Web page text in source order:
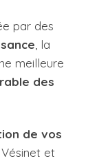
par des
, la
meilleure
des
de vos
et